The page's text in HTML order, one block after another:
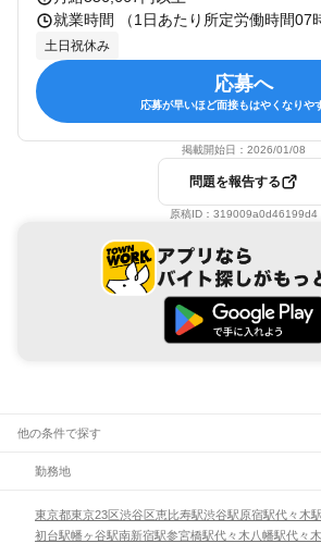
土日祝休み
応募へ
応募が早いほど面接もはやくなりや
掲載開始日： 2026/01/08
問題を報告する
原稿ID： 319009a0d46199d4
他の条件で探す
勤務地
東京都東京23区渋谷区恵比寿駅渋谷駅原宿駅代々木駅
初台駅幡ヶ谷駅南新宿駅参宮橋駅代々木八幡駅代々